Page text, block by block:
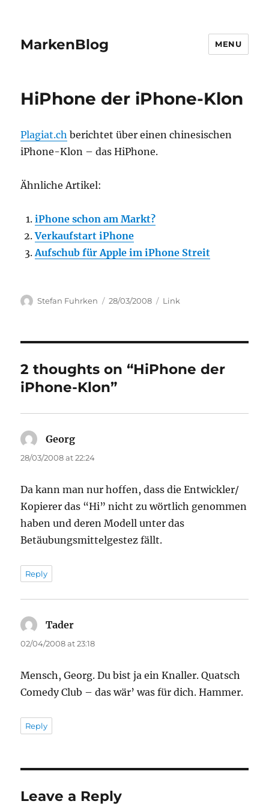
MarkenBlog MENU
HiPhone der iPhone-Klon
Plagiat.ch berichtet über einen chinesischen
iPhone-Klon – das HiPhone.
Ähnliche Artikel:
iPhone schon am Markt?
Verkaufstart iPhone
Aufschub für Apple im iPhone Streit
Author
Stefan Fuhrken
Posted
28/03/2008 Categories
Link
2 thoughts on “HiPhone der
iPhone-Klon”
Georg
28/03/2008 at 22:24
Da kann man nur hoffen, dass die Entwickler/
Kopierer das “Hi” nicht zu wörtlich genommen
haben und deren Modell unter das
Betäubungsmittelgestez fällt.
Reply
Tader
02/04/2008 at 23:18
Mensch, Georg. Du bist ja ein Knaller. Quatsch
Comedy Club – das wär’ was für dich. Hammer.
Reply
Leave a Reply